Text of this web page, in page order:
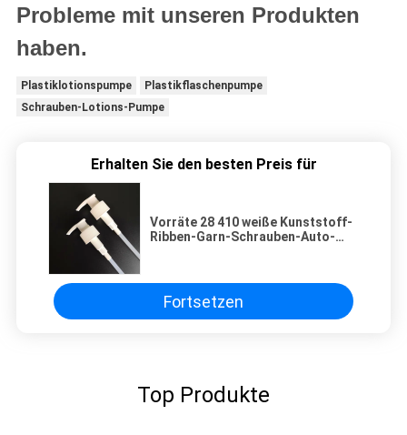
Probleme mit unseren Produkten
haben.
Plastiklotionspumpe
Plastikflaschenpumpe
Schrauben-Lotions-Pumpe
Erhalten Sie den besten Preis für
Vorräte 28 410 weiße Kunststoff-
Ribben-Garn-Schrauben-Auto-
Fortsetzen
Top Produkte